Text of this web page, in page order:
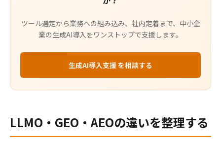
ツール選定から業務への組み込み、社内定着まで、中小企
業の生成AI導入をワンストップで支援します。
生成AI導入支援 を相談する
LLMO・GEO・AEOの違いを整理する